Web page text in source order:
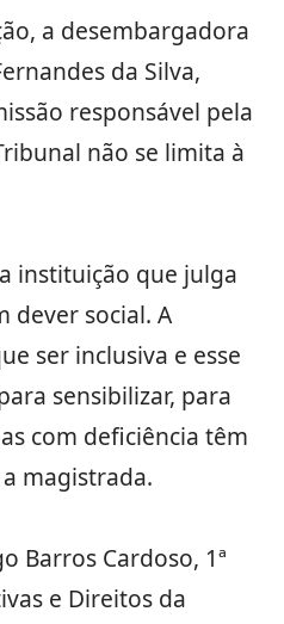
a desembargadora
da Silva,
responsável pela
não se limita à
instituição que julga
dever social. A
ser inclusiva e esse
sensibilizar, para
com deficiência têm
magistrada.
Barros Cardoso, 1ª
e Direitos da